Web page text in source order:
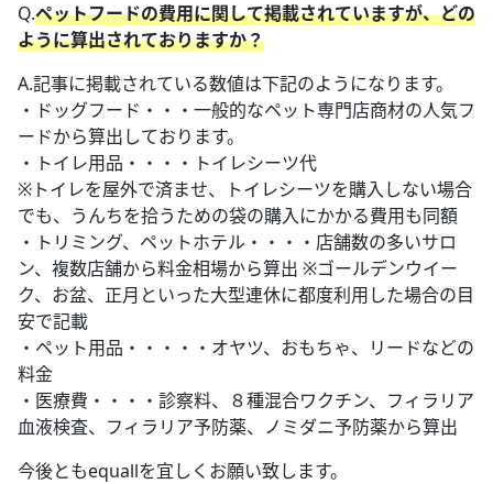
Q.ペットフードの費用に関して掲載されていますが、どの
ように算出されておりますか？
A.記事に掲載されている数値は下記のようになります。
・ドッグフード・・・一般的なペット専門店商材の人気フ
ードから算出しております。
・トイレ用品・・・・トイレシーツ代
※トイレを屋外で済ませ、トイレシーツを購入しない場合
でも、うんちを拾うための袋の購入にかかる費用も同額
・トリミング、ペットホテル・・・・店舗数の多いサロ
ン、複数店舗から料金相場から算出 ※ゴールデンウイー
ク、お盆、正月といった大型連休に都度利用した場合の目
安で記載
・ペット用品・・・・・オヤツ、おもちゃ、リードなどの
料金
・医療費・・・・診察料、８種混合ワクチン、フィラリア
血液検査、フィラリア予防薬、ノミダニ予防薬から算出
今後ともequallを宜しくお願い致します。